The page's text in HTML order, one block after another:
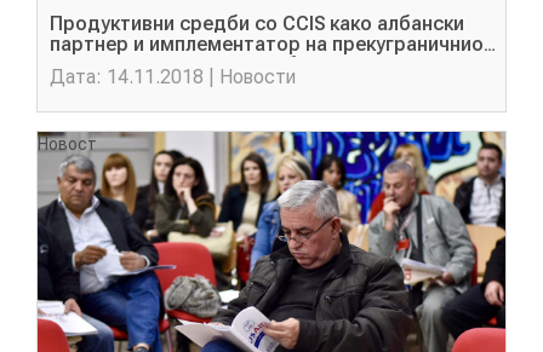
Продуктивни средби со CCIS како албански
партнер и имплементатор на прекуграничниoт
проект за планирање на бизнис и инвестиции
Дата: 14.11.2018 | Новости
Новост